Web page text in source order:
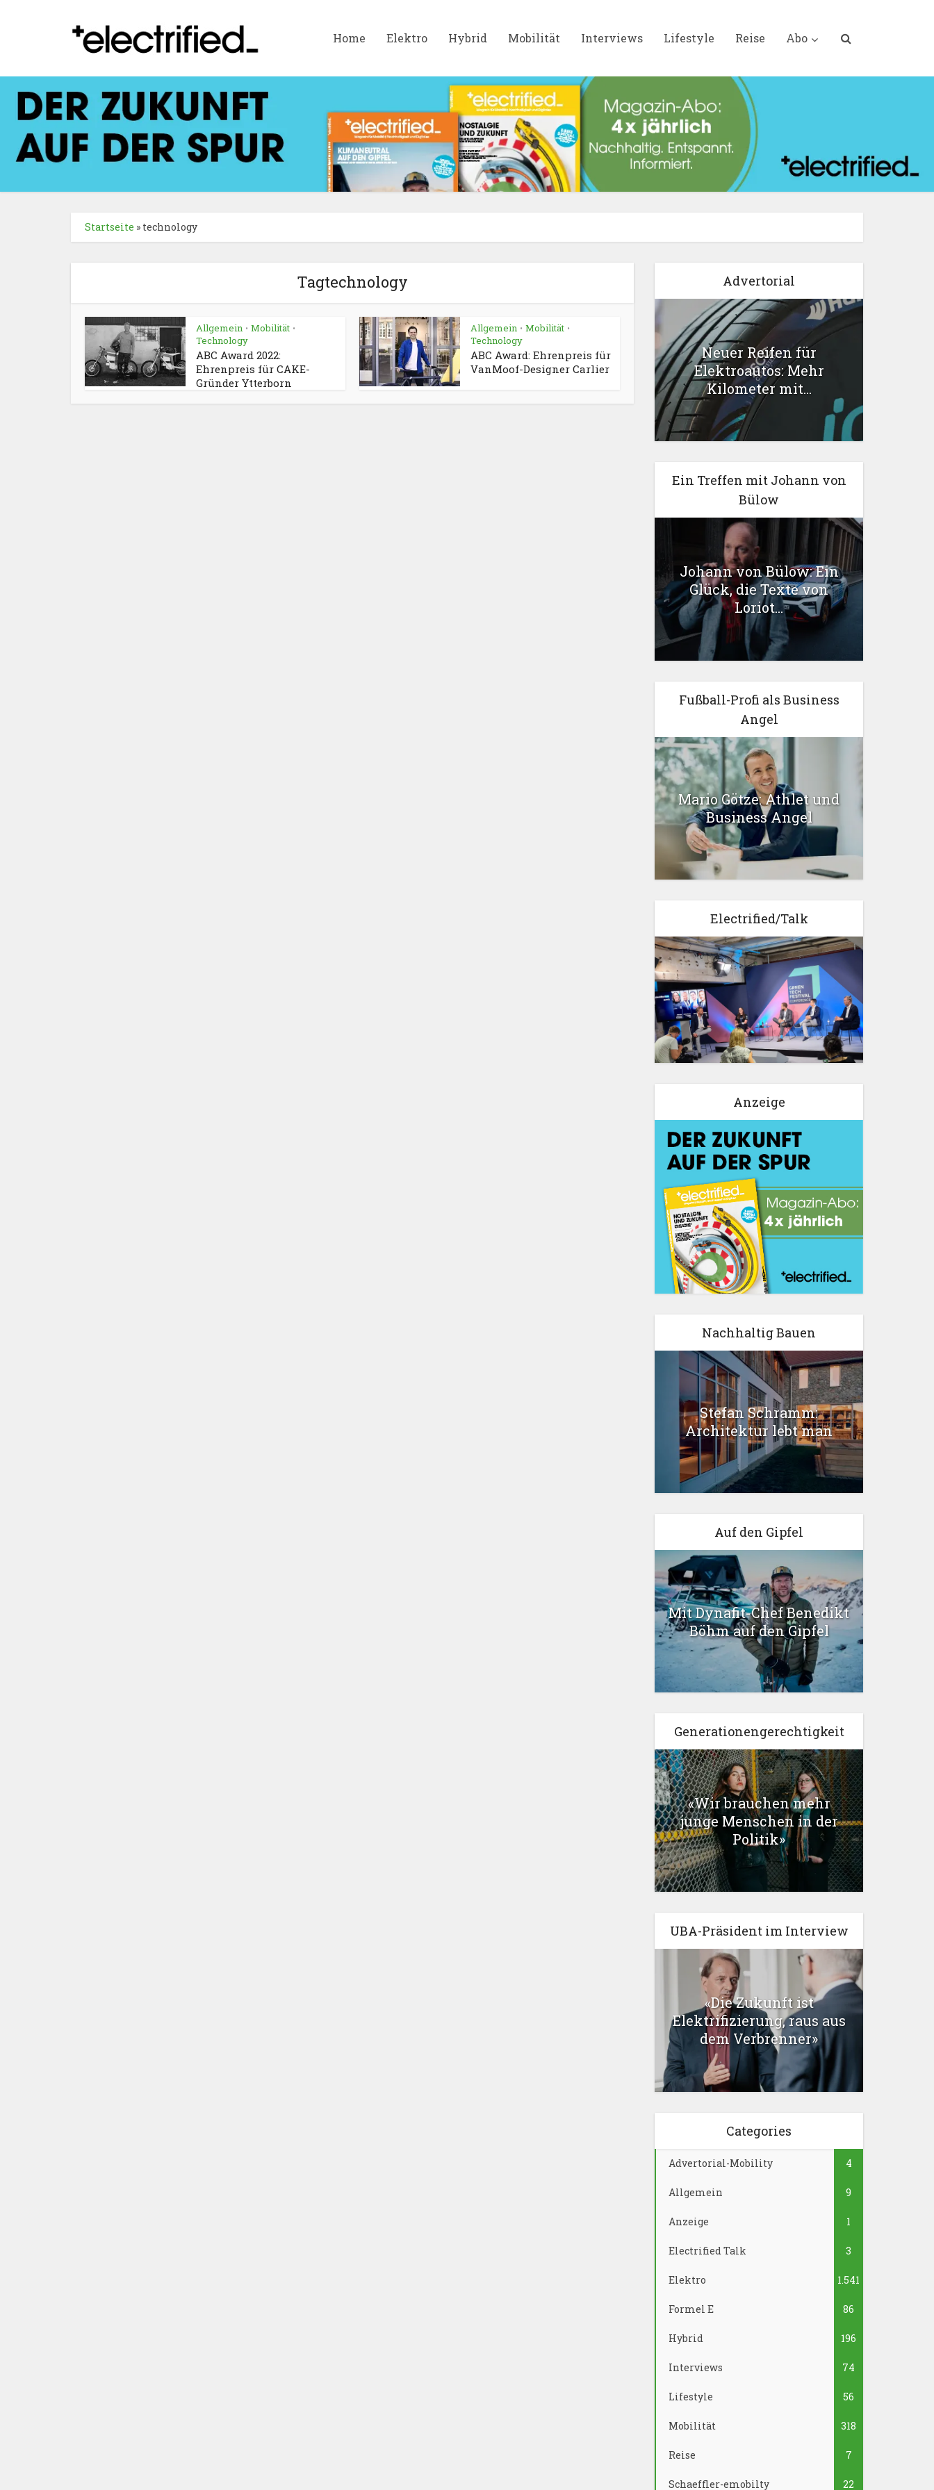
Home Elektro Hybrid Mobilität Interviews Lifestyle Reise Abo
Startseite » technology
Tagtechnology
Allgemein • Mobilität •
Technology
ABC Award 2022:
Ehrenpreis für CAKE-
Gründer Ytterborn
Allgemein • Mobilität •
Technology
ABC Award: Ehrenpreis für
VanMoof-Designer Carlier
Advertorial
Neuer Reifen für
Elektroautos: Mehr
Kilometer mit...
Ein Treffen mit Johann von
Bülow
Johann von Bülow: Ein
Glück, die Texte von
Loriot...
Fußball-Profi als Business
Angel
Mario Götze: Athlet und
Business Angel
Electrified/Talk
Anzeige
Nachhaltig Bauen
Stefan Schramm:
Architektur lebt man
Auf den Gipfel
Mit Dynafit-Chef Benedikt
Böhm auf den Gipfel
Generationengerechtigkeit
«Wir brauchen mehr
junge Menschen in der
Politik»
UBA-Präsident im Interview
«Die Zukunft ist
Elektrifizierung, raus aus
dem Verbrenner»
Categories
Advertorial-Mobility 4
Allgemein 9
Anzeige 1
Electrified Talk 3
Elektro 1.541
Formel E 86
Hybrid 196
Interviews 74
Lifestyle 56
Mobilität 318
Reise 7
Schaeffler-emobilty 22